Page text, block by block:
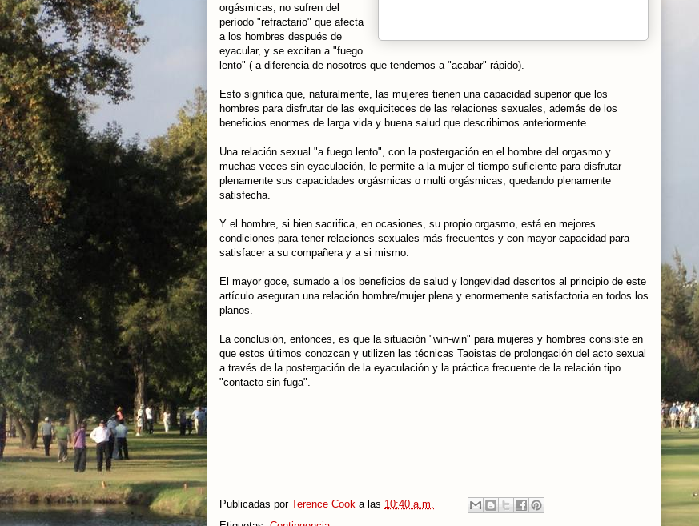
orgásmicas, no sufren del
período "refractario" que afecta
a los hombres después de
eyacular, y se excitan a "fuego
lento" ( a diferencia de nosotros que tendemos a "acabar" rápido).
Esto significa que, naturalmente, las mujeres tienen una capacidad superior que los
hombres para disfrutar de las exquiciteces de las relaciones sexuales, además de los
beneficios enormes de larga vida y buena salud que describimos anteriormente.
Una relación sexual "a fuego lento", con la postergación en el hombre del orgasmo y
muchas veces sin eyaculación, le permite a la mujer el tiempo suficiente para disfrutar
plenamente sus capacidades orgásmicas o multi orgásmicas, quedando plenamente
satisfecha.
Y el hombre, si bien sacrifica, en ocasiones, su propio orgasmo, está en mejores
condiciones para tener relaciones sexuales más frecuentes y con mayor capacidad para
satisfacer a su compañera y a si mismo.
El mayor goce, sumado a los beneficios de salud y longevidad descritos al principio de este
artículo aseguran una relación hombre/mujer plena y enormemente satisfactoria en todos los
planos.
La conclusión, entonces, es que la situación "win-win" para mujeres y hombres consiste en
que estos últimos conozcan y utilizen las técnicas Taoistas de prolongación del acto sexual
a través de la postergación de la eyaculación y la práctica frecuente de la relación tipo
"contacto sin fuga".
Publicadas por Terence Cook a las 10:40 a.m.